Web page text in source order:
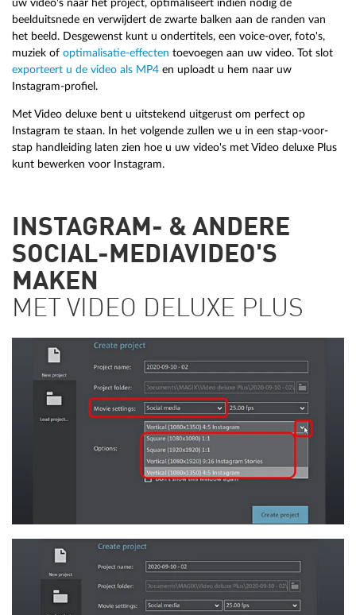
uw video's naar het project, optimaliseert indien nodig de
beelduitsnede en verwijdert de zwarte balken aan de randen van
het beeld. Desgewenst kunt u ondertitels, een voice-over, foto's,
muziek of optimalisatie-effecten toevoegen aan uw video. Tot slot
exporteert u de video als MP4 en uploadt u hem naar uw
Instagram-profiel.
Met Video deluxe bent u uitstekend uitgerust om perfect op
Instagram te staan. In het volgende zullen we u in een stap-voor-
stap handleiding laten zien hoe u uw video's met Video deluxe Plus
kunt bewerken voor Instagram.
INSTAGRAM- & ANDERE
SOCIAL-MEDIAVIDEO'S
MAKEN
MET VIDEO DELUXE PLUS